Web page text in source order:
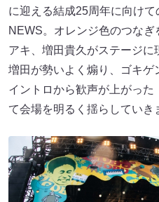
に迎える結成25周年に向け
NEWS。オレンジ色のつな
アキ、増田貴久がステージに
増田が勢いよく煽り、ゴキゲ
イントロから歓声が上がっ
て会場を明るく揺らしていき